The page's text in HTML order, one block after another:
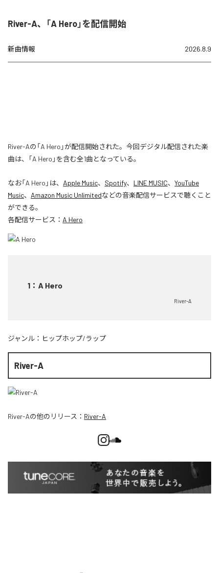
River-A、「A Hero」を配信開始
新曲情報 2026.8.9
River-Aの「A Hero」が配信開始された。今回デジタル配信された楽
曲は、「A Hero」を含む全1曲となっている。
なお「A Hero 」は、 Apple Music、 Spotify、 LINE MUSIC、 YouTube
Music、 Amazon Music Unlimitedなどの音楽配信サービスで聴くこと
ができる。
各配信サービス： A Hero
1 ： A Hero
River-A
ジャンル： ヒップホップ/ラップ
River-A
River-Aの他のリリース： River-A